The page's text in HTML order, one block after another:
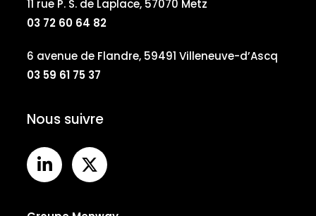
11 rue P. S. de Laplace, 57070 Metz
03 72 60 64 82
6 avenue de Flandre, 59491 Villeneuve-d’Ascq
03 59 61 75 37
Nous suivre